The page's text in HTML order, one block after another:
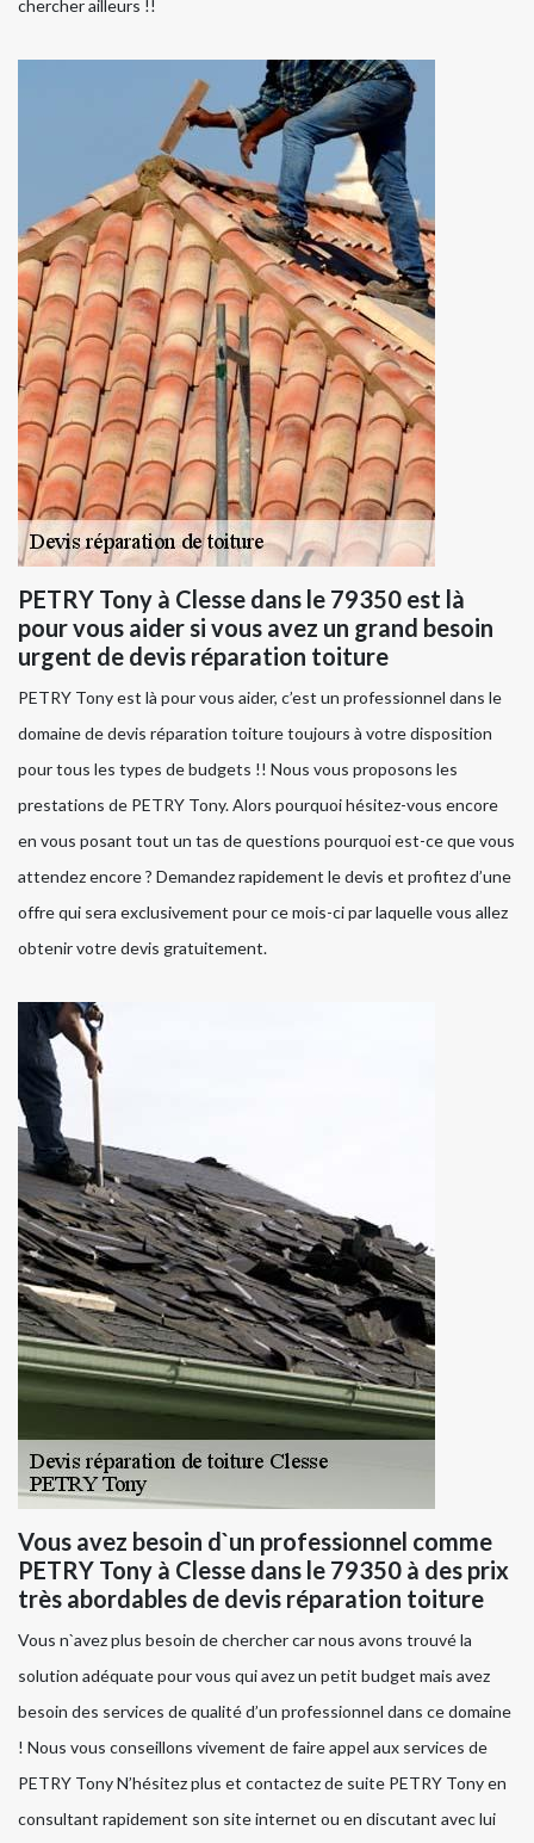
chercher ailleurs !!
PETRY Tony à Clesse dans le 79350 est là
pour vous aider si vous avez un grand besoin
urgent de devis réparation toiture
PETRY Tony est là pour vous aider, c’est un professionnel dans le
domaine de devis réparation toiture toujours à votre disposition
pour tous les types de budgets !! Nous vous proposons les
prestations de PETRY Tony. Alors pourquoi hésitez-vous encore
en vous posant tout un tas de questions pourquoi est-ce que vous
attendez encore ? Demandez rapidement le devis et profitez d’une
offre qui sera exclusivement pour ce mois-ci par laquelle vous allez
obtenir votre devis gratuitement.
Vous avez besoin d`un professionnel comme
PETRY Tony à Clesse dans le 79350 à des prix
très abordables de devis réparation toiture
Vous n`avez plus besoin de chercher car nous avons trouvé la
solution adéquate pour vous qui avez un petit budget mais avez
besoin des services de qualité d’un professionnel dans ce domaine
! Nous vous conseillons vivement de faire appel aux services de
PETRY Tony N’hésitez plus et contactez de suite PETRY Tony en
consultant rapidement son site internet ou en discutant avec lui